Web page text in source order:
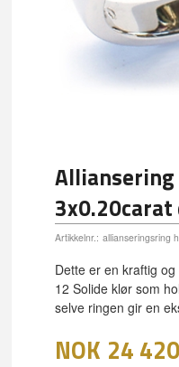
Artikkelnr.: allianseringsring
Dette er en kraftig
12 Solide klør som
selve ringen gir en
NOK 24